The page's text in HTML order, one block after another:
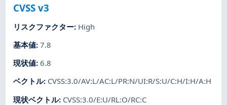
CVSS v3
リスクファクター: High
基本値:7.8
現状値:6.8
ベクトル: CVSS:3.0/AV:L/AC:L/PR:N/UI:R/S:U/C:H/I:H/A:H
現状ベクトル: CVSS:3.0/E:U/RL:O/RC:C